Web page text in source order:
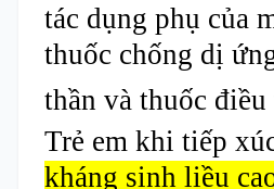
tác dụng phụ của
thuốc chống dị
thần và thuốc
Trẻ em khi tiếp
kháng sinh liều